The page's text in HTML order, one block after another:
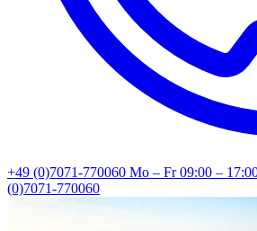
+49 (0)7071-770060 Mo – Fr 09:00 –
(0)7071-770060